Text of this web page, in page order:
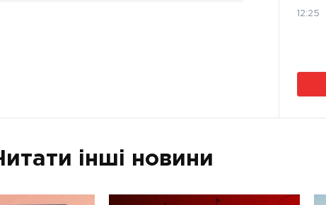
12:25
інші новини